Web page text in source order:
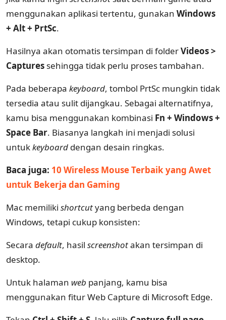
menggunakan aplikasi tertentu, gunakan Windows
+ Alt + PrtSc.
Hasilnya akan otomatis tersimpan di folderVideos >
Captures sehingga tidak perlu proses tambahan.
Pada beberapa keyboard, tombol PrtSc mungkin tidak
tersedia atau sulit dijangkau. Sebagai alternatifnya,
kamu bisa menggunakan kombinasi Fn + Windows +
Space Bar. Biasanya langkah ini menjadi solusi
untukkeyboard dengan desain ringkas.
Baca juga: 10 Wireless Mouse Terbaik yang Awet
untuk Bekerja dan Gaming
Mac memiliki shortcutyang berbeda dengan
Windows, tetapi cukup konsisten:
Secara default, hasil screenshotakan tersimpan di
desktop.
Untuk halaman web panjang, kamu bisa
menggunakan fitur Web Capture di Microsoft Edge.